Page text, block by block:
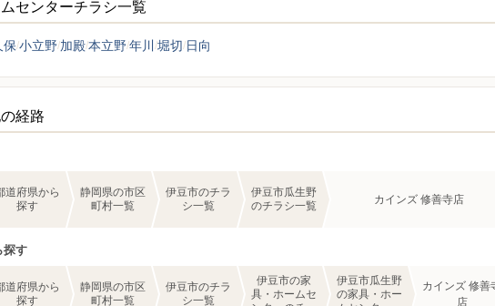
センターチラシ一覧
保 小立野 加殿本立野年川 堀切 日向
経路
道府県から
探す
静岡県の市区
町村一覧
伊豆市のチラ
シ一覧
伊豆市瓜生野
のチラシ一覧
カインズ 修善寺店
探す
道府県から
探す
静岡県の市区
町村一覧
伊豆市のチラ
シ一覧
伊豆市の家
具・ホームセ
伊豆市瓜生野
の家具・ホー
カインズ 修善
店